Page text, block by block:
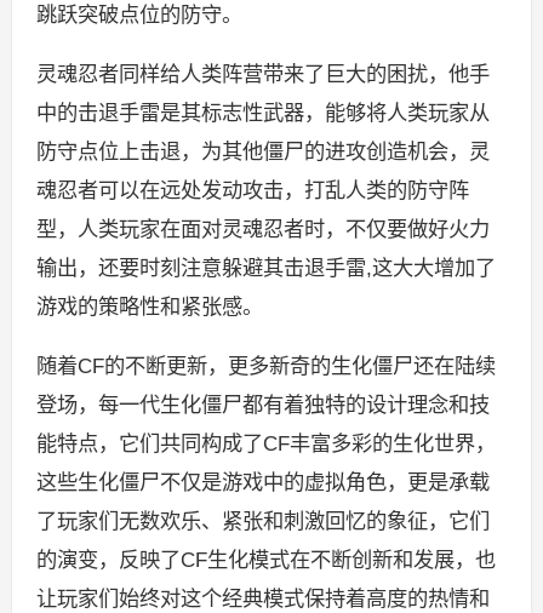
跳跃突破点位的防守。
灵魂忍者同样给人类阵营带来了巨大的困扰，他手
中的击退手雷是其标志性武器，能够将人类玩家从
防守点位上击退，为其他僵尸的进攻创造机会，灵
魂忍者可以在远处发动攻击，打乱人类的防守阵
型，人类玩家在面对灵魂忍者时，不仅要做好火力
输出，还要时刻注意躲避其击退手雷,这大大增加了
游戏的策略性和紧张感。
随着CF的不断更新，更多新奇的生化僵尸还在陆续
登场，每一代生化僵尸都有着独特的设计理念和技
能特点，它们共同构成了CF丰富多彩的生化世界，
这些生化僵尸不仅是游戏中的虚拟角色，更是承载
了玩家们无数欢乐、紧张和刺激回忆的象征，它们
的演变，反映了CF生化模式在不断创新和发展，也
让玩家们始终对这个经典模式保持着高度的热情和